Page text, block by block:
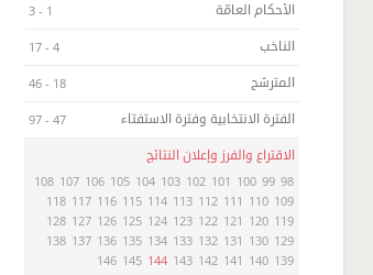
الأحكام العامّة 1 - 3
الناخب 4 - 17
المترشح 18 - 46
الفترة الانتخابية وفترة الاستفتاء 47 - 97
الاقتراع والفرز وإعلان النتائج
98
99
100
101
102
103
104
105
106
107
108
109
110
111
112
113
114
115
116
117
118
119
120
121
122
123
124
125
126
127
128
129
130
131
132
133
134
135
136
137
138
139
140
141
142
143
144
145
146